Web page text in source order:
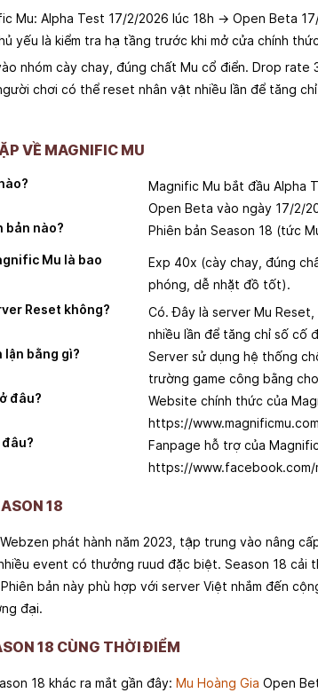
Mu: Alpha Test 17/2/2026 lúc 18h → Open Beta
yếu là kiểm tra hạ tầng trước khi mở cửa chính
nhóm cày chay, đúng chất Mu cổ điển. Drop
chơi có thể reset nhân vật nhiều lần để tăng
VỀ MAGNIFIC MU
Magnific Mu bắt đầu Alpha
Open Beta vào ngày 17/2/
bản nào?
Phiên bản Season 18 (tức
Mu là bao
Exp 40x (cày chay, đúng
phóng, dễ nhặt đồ tốt).
Reset không?
Có. Đây là server Mu
nhiều lần để tăng chỉ số cố
bằng gì?
Server sử dụng hệ thống
trường game công bằng
đâu?
Website chính thức của
https://
Fanpage hỗ trợ của
https://www.facebook.com/
18
phát hành năm 2023, tập trung vào nâng
event có thưởng ruud đặc biệt. Season 18 cải
bản này phù hợp với server Việt nhắm đến
đại.
18 CÙNG THỜI ĐIỂM
18 khác ra mắt gần đây: Mu Hoàng Gia Open